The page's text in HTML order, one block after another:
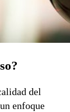
del
enfoque